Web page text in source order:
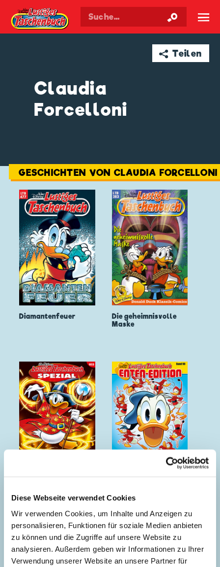
Diese Webseite verwendet Cookies
Wir verwenden Cookies, um Inhalte und Anzeigen zu
personalisieren, Funktionen für soziale Medien anbieten
zu können und die Zugriffe auf unsere Website zu
analysieren. Außerdem geben wir Informationen zu Ihrer
Verwendung unserer Website an unsere Partner für
Walt Disneys Taschenbuch ☰
➦ Teilen
Claudia
Forcelloni
GESCHICHTEN VON CLAUDIA FORCELLONI
Diamantenfeuer
Die geheimnisvolle
Maske
Kopf